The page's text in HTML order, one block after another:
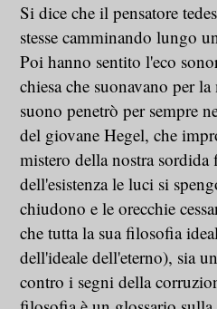
Si dice che il pensatore
stesse camminando lungo
Poi hanno sentito l'eco
chiesa che suonavano per
suono penetrò per sempre
del giovane Hegel, che
mistero della nostra
dell'esistenza le luci si
chiudono e le orecchie
che tutta la sua filosofia
dell'ideale dell'eterno), sia
contro i segni della